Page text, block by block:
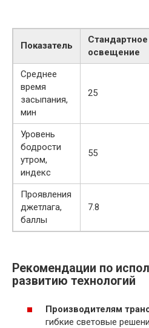
Показатель
Стандартное
освещение
Среднее
время
засыпания,
мин
25
Уровень
бодрости
утром,
индекс
55
Проявления
джетлага,
баллы
7.8
Рекомендации по
развитию технологий
Производителям
гибкие световые